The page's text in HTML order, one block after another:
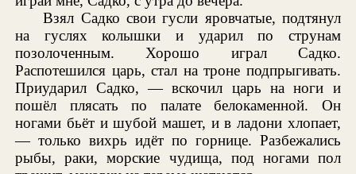
Взял Садко свои гусли яровчатые, подтянул
на гуслях колышки и ударил по струнам
позолоченным. Хорошо играл Садко.
Распотешился царь, стал на троне подпрыгивать.
Приударил Садко, — вскочил царь на ноги и
пошёл плясать по палате белокаменной. Он
ногами бьёт и шубой машет, и в ладони хлопает,
— только вихрь идёт по горнице. Разбежались
рыбы, раки, морские чудища, под ногами пол